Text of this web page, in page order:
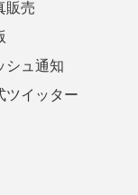
販売
シュ通知
ツイッター